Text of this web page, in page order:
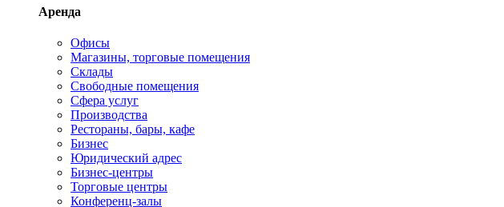
Аренда
Офисы
Магазины, торговые помещения
Склады
Свободные помещения
Сфера услуг
Производства
Рестораны, бары, кафе
Бизнес
Юридический адрес
Бизнес-центры
Торговые центры
Конференц-залы